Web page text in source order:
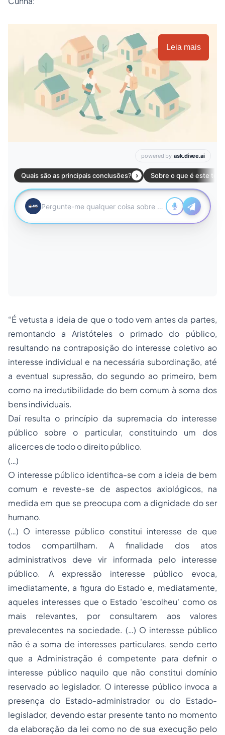
Leia mais
“É vetusta a ideia de que o todo vem antes da partes,
remontando a Aristóteles o primado do público,
resultando na contraposição do interesse coletivo ao
interesse individual e na necessária subordinação, até
a eventual supressão, do segundo ao primeiro, bem
como na irredutibilidade do bem comum à soma dos
bens individuais.
Daí resulta o princípio da supremacia do interesse
público sobre o particular, constituindo um dos
alicerces de todo o direito público.
(…)
O interesse público identifica-se com a ideia de bem
comum e reveste-se de aspectos axiológicos, na
medida em que se preocupa com a dignidade do ser
humano.
(…) O interesse público constitui interesse de que
todos compartilham. A finalidade dos atos
administrativos deve vir informada pelo interesse
público. A expressão interesse público evoca,
imediatamente, a figura do Estado e, mediatamente,
aqueles interesses que o Estado 'escolheu' como os
mais relevantes, por consultarem aos valores
prevalecentes na sociedade. (…) O interesse público
não é a soma de interesses particulares, sendo certo
que a Administração é competente para definir o
interesse público naquilo que não constitui domínio
reservado ao legislador. O interesse público invoca a
presença do Estado-administrador ou do Estado-
legislador, devendo estar presente tanto no momento
da elaboração da lei como no de sua execução pelo